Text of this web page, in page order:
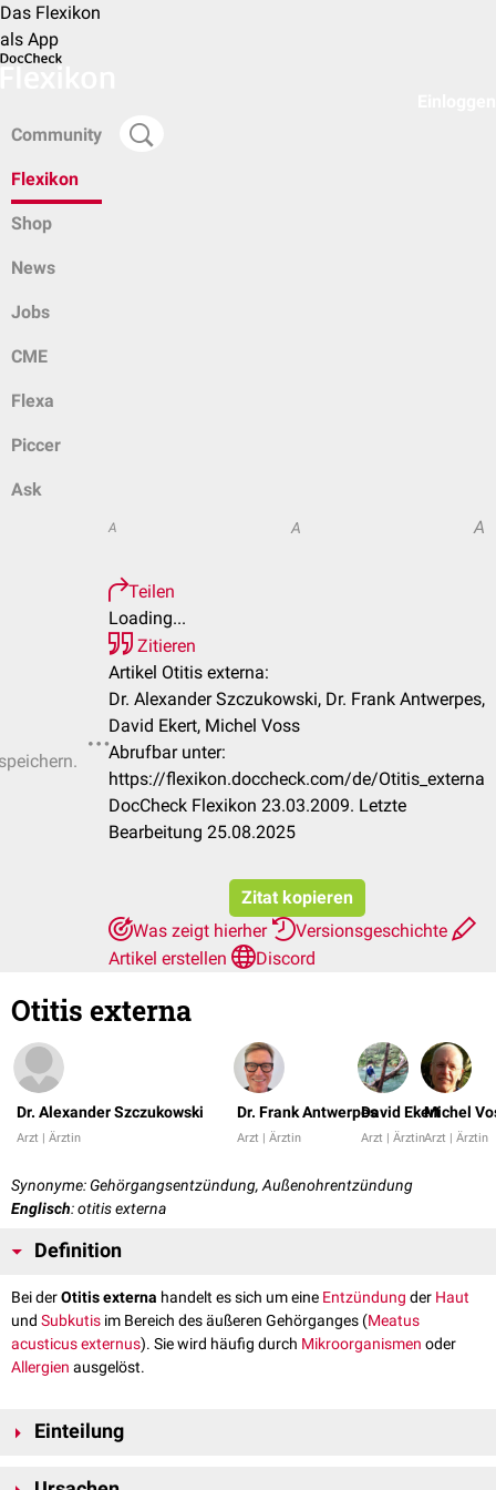
Das Flexikon
als App
Community
Flexikon
Shop
News
Jobs
CME
Flexa
Piccer
Ask
A A A
Teilen
Loading...
Zitieren
Artikel Otitis externa:
Dr. Alexander Szczukowski, Dr. Frank Antwerpes,
David Ekert, Michel Voss
Abrufbar unter:
https://flexikon.doccheck.com/de/Otitis_externa
DocCheck Flexikon 23.03.2009. Letzte
Bearbeitung 25.08.2025
Zitat kopieren
Was zeigt hierher
Versionsgeschichte
Artikel erstellen
Discord
Otitis externa
Dr. Alexander Szczukowski
Arzt | Ärztin
Dr. Frank Antwerpes
Arzt | Ärztin
David Ekert
Arzt | Ärztin
Michel
Arzt | Ärztin
Synonyme: Gehörgangsentzündung, Außenohrentzündung
Englisch: otitis externa
Definition
Bei derOtitis externa handelt es sich um eine Entzündung der Haut
und Subkutis im Bereich des äußeren Gehörganges (Meatus
acusticus externus). Sie wird häufig durch Mikroorganismen oder
Allergien ausgelöst.
Einteilung
...nach Klinik